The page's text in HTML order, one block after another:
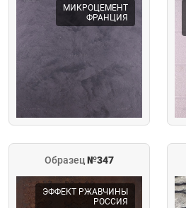
МИКРОЦЕМЕНТ
ФРАНЦИЯ
Образец№347
ЭФФЕКТ РЖАВЧИНЫ
РОССИЯ